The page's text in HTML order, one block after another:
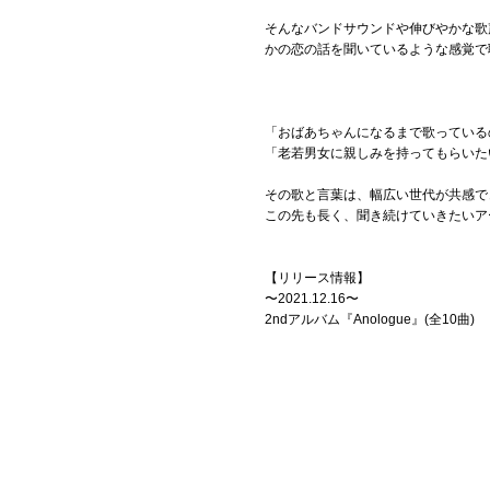
そんなバンドサウンドや伸びやかな
かの恋の話を聞いているような感覚
「おばあちゃんになるまで歌ってい
「老若男女に親しみを持ってもらい
その歌と言葉は、幅広い世代が共感
この先も長く、聞き続けていきたい
【リリース情報】
〜2021.12.16〜
2ndアルバム『Anologue』(全10曲)